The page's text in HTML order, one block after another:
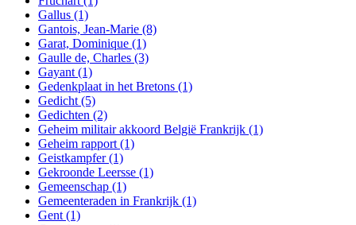
Gallus (1)
Gantois, Jean-Marie (8)
Garat, Dominique (1)
Gaulle de, Charles (3)
Gayant (1)
Gedenkplaat in het Bretons (1)
Gedicht (5)
Gedichten (2)
Geheim militair akkoord België Frankrijk (1)
Geheim rapport (1)
Geistkampfer(1)
Gekroonde Leersse (1)
Gemeenschap (1)
Gemeenteraden in Frankrijk (1)
Gent (1)